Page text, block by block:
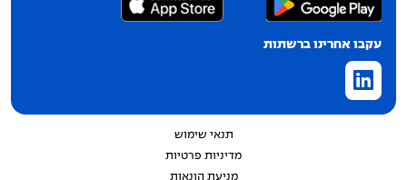
עקבו אחרינו ברשתות
תנאי שימוש
מדיניות פרטיות
מניעת הונאות